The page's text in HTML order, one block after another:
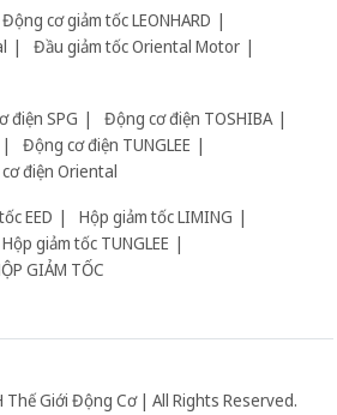
Động cơ giảm tốc LEONHARD
Đầu giảm tốc Oriental Motor
điện SPG
Động cơ điện TOSHIBA
Động cơ điện TUNGLEE
điện Oriental
EED
Hộp giảm tốc LIMING
Hộp giảm tốc TUNGLEE
GIẢM TỐC
Giới Động Cơ | All Rights Reserved.